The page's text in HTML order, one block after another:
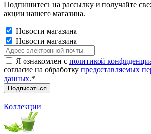
Подпишитесь на рассылку и получайте
акции нашего магазина.
Новости магазина
Новости магазина
Я ознакомлен с политикой
согласие на обработку предоставляемых
данных.*
Коллекции